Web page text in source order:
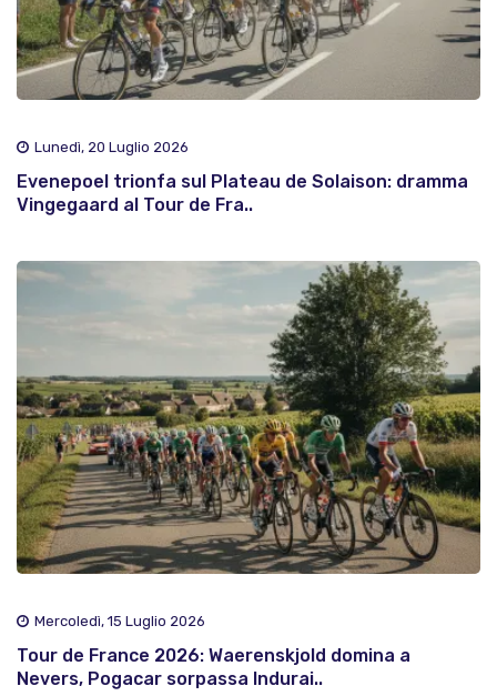
Lunedì, 20 Luglio 2026
Evenepoel trionfa sul Plateau de Solaison: dramma
Vingegaard al Tour de Fra..
Mercoledì, 15 Luglio 2026
Tour de France 2026: Waerenskjold domina a
Nevers, Pogacar sorpassa Indurai..